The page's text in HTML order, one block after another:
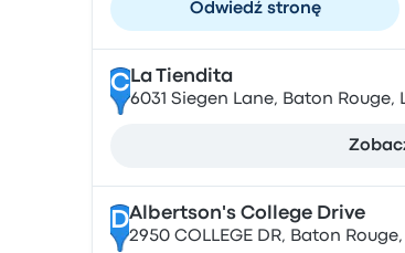
Odwiedź stronę
CLa Tiendita
6031 Siegen Lane, Baton Rouge,
DAlbertson's College Drive
2950 COLLEGE DR, Baton